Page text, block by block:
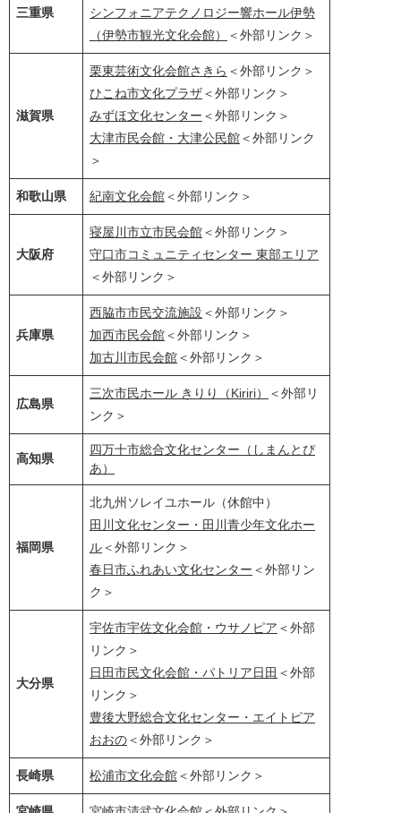
三重県
シンフォニアテクノロジー響ホール伊勢
（伊勢市観光文化会館）
＜外部リンク＞
滋賀県
栗東芸術文化会館さきら ＜外部リンク＞
ひこね市文化プラザ＜外部リンク＞
みずほ文化センター ＜外部リンク＞
大津市民会館・大津公民館＜外部リンク
＞
和歌山県 紀南文化会館＜外部リンク＞
大阪府
寝屋川市立市民会館＜外部リンク＞
守口市コミュニティセンター 東部エリア
＜外部リンク＞
兵庫県
西脇市市民交流施設 ＜外部リンク＞
加西市民会館＜外部リンク＞
加古川市民会館＜外部リンク＞
広島県
三次市民ホール きりり（Kiriri）
＜外部リ
ンク＞
高知県
四万十市総合文化センター（しまんとぴ
あ）
福岡県
北九州ソレイユホール（休館中）
田川文化センター・田川青少年文化ホー
ル＜外部リンク＞
春日市ふれあい文化センター ＜外部リン
ク＞
大分県
宇佐市宇佐文化会館・ウサノピア ＜外部
リンク＞
日田市民文化会館・パトリア日田 ＜外部
リンク＞
豊後大野総合文化センター・エイトピア
おおの＜外部リンク＞
長崎県 松浦市文化会館＜外部リンク＞